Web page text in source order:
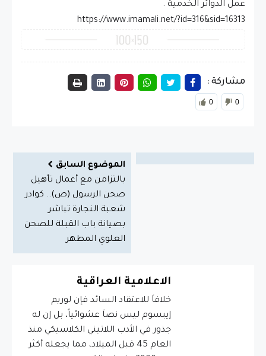
عمل الدوائر الخدمية .
https://www.imamali.net/?id=316&sid=16313
مشاركة :
0 0
الموضوع السابق
بالتزامن مع أعمال تأهيل
صحن الرسول (ص).. كوادر
شعبة النجارة تباشر
بصيانة باب القبلة للصحن
العلوي المطهر
الاعلامية العراقية
خلافاَ للاعتقاد السائد فإن لوريم
إيبسوم ليس نصاَ عشوائياً، بل إن له
جذور في الأدب اللاتيني الكلاسيكي منذ
العام 45 قبل الميلاد، مما يجعله أكثر